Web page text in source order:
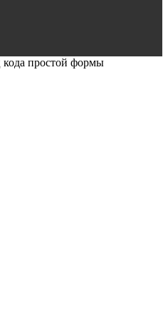
кода простой формы